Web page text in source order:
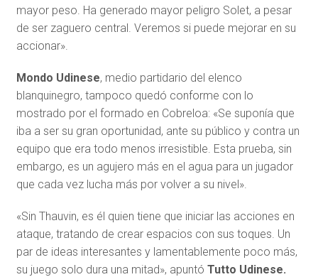
mayor peso. Ha generado mayor peligro Solet, a pesar
de ser zaguero central. Veremos si puede mejorar en su
accionar».
Mondo Udinese, medio partidario del elenco
blanquinegro, tampoco quedó conforme con lo
mostrado por el formado en Cobreloa: «Se suponía que
iba a ser su gran oportunidad, ante su público y contra un
equipo que era todo menos irresistible. Esta prueba, sin
embargo, es un agujero más en el agua para un jugador
que cada vez lucha más por volver a su nivel».
«Sin Thauvin, es él quien tiene que iniciar las acciones en
ataque, tratando de crear espacios con sus toques. Un
par de ideas interesantes y lamentablemente poco más,
su juego solo dura una mitad», apuntó Tutto Udinese.